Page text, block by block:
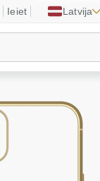
Ieiet Latvija